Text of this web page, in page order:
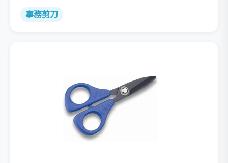
事務剪刀